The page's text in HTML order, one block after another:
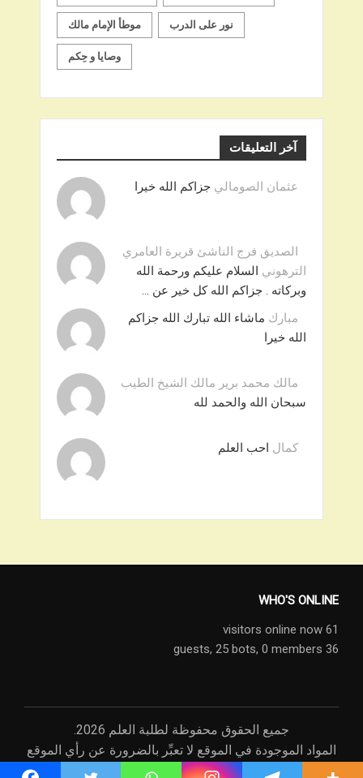
موطأ الإمام مالك نور على الدرب
وصايا و حِكم
آخر التعليقات
عثمان الصومالي جزاكم الله خيرا
الصديق فرج الناشئ قريرة العامري
الترهوني السلام عليكم ورحمة الله
وبركاته . جزاكم الله كل خير عن …
مبارك ماشاء الله تبارك الله جزاكم
الله خيرا
مالك محمد برير مالك الشيخ الطيب
سبحان الله والحمد لله
كمال احب العلم
WHO'S ONLINE
61 visitors online now
36 guests,
25 bots, 0 members
جميع الحقوق محفوظة لطلبة العلم 2026.
المواد الموجودة في الموقع لا تعبِّر بالضرورة عن رأي الموقع
أو رأي القائمين عليه، وإنما عن رأي مصادرها.